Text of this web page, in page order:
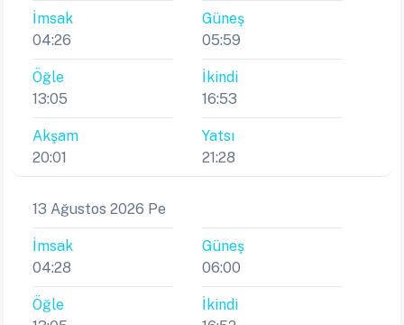
İmsak
04:26
Güneş
05:59
Öğle
13:05
İkindi
16:53
Akşam
20:01
Yatsı
21:28
13 Ağustos 2026 Pe
İmsak
04:28
Güneş
06:00
Öğle
İkindi